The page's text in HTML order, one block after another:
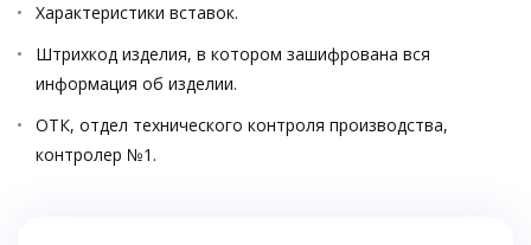
Характеристики вставок.
Штрихкод изделия, в котором зашифрована вся
информация об изделии.
ОТК, отдел технического контроля производства,
контролер №1.